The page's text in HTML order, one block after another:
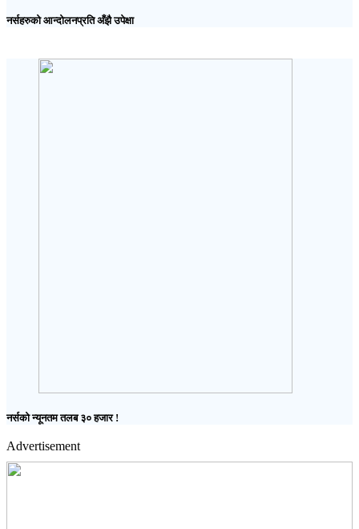
नर्सहरुको आन्दोलनप्रति अँझै उपेक्षा
नर्सको न्यूनतम तलब ३० हजार !
Advertisement